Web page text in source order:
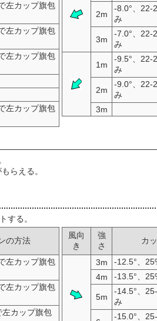
左カップ旗包
左カップ旗包
左カップ旗包
左カップ旗包
2m
-8.0°、22-
み
3m
-7.0°、22-
み
1m
-9.5°、22-
み
2m
-9.0°、22-
み
3m
らえる。
する。
の方法
左カップ旗包
左カップ旗包
カップ旗包
風向
き
強
さ
カ
3m
-12.5°、
4m
-13.5°、
5m
-14.5°、
み
-15.0°、